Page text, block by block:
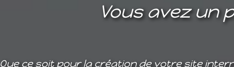
Vous avez un
Que ce soit pour la création de votre site